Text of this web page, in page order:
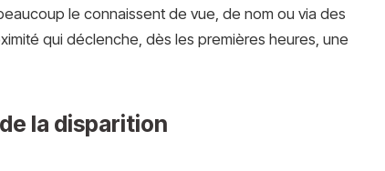
le connaissent de vue, de nom ou via des
qui déclenche, dès les premières heures, une
la disparition